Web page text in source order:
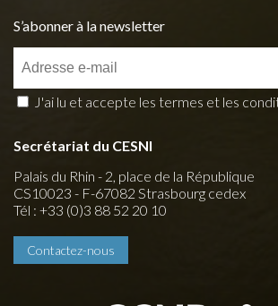
S’abonner à la newsletter
J'ai lu et accepte les termes et les
Secrétariat du CESNI
Palais du Rhin - 2, place de la République
CS10023 - F-67082 Strasbourg cedex
Tél : +33 (0)3 88 52 20 10
Contactez-nous